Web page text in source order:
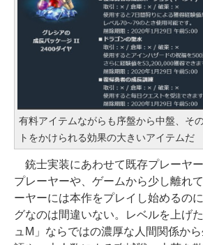
有料アイテムながらも序盤から中盤、そ
トをかけられる効果の大きいアイテムだ
銃士実装にあわせて既存プレーヤ
プレーヤーや、ゲームから少し離れ
ーヤーには本作をプレイし始めるの
グなのは間違いない。レベルを上げ
ュM」ならではの濃厚な人間関係か